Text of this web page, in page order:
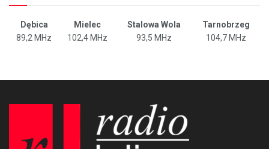
Dębica Mielec Stalowa Wola
Tarnobrzeg
89,2 MHz
102,4 MHz 93,5 MHz 104,7 MHz